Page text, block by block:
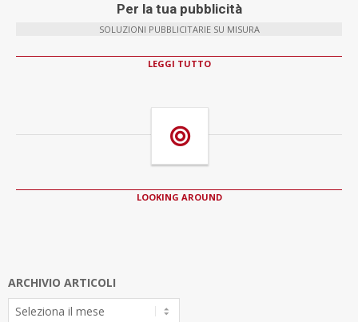
Per la tua pubblicità
SOLUZIONI PUBBLICITARIE SU MISURA
LEGGI TUTTO
LOOKING AROUND
ARCHIVIO ARTICOLI
Archivio